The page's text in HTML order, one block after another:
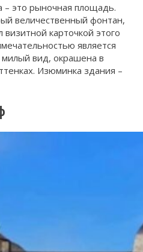
– это рыночная площадь.
величественный фонтан,
карточкой этого
является
вид, окрашена в
Изюминка здания –